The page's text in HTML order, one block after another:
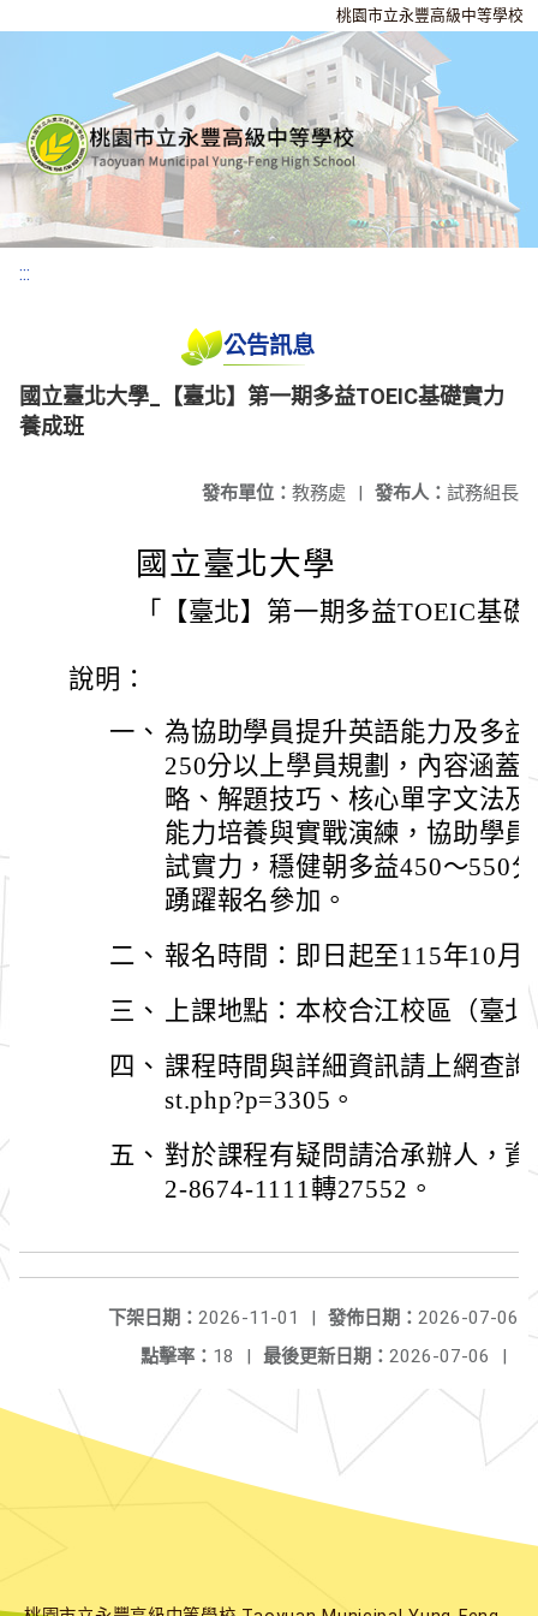
桃園市立永豐高級中等學校
:::
公告訊息
國立臺北大學_【臺北】第一期多益TOEIC基礎實力
養成班
發布人： 試務組長
發布單位： 教務處 |
國立臺北大學
「【臺北】第一期多益TOEIC基
說明：
一、 為協助學員提升英語能力及多
250分以上學員規劃，內容涵蓋
略、解題技巧、核心單字文法
能力培養與實戰演練，協助學
試實力，穩健朝多益450～550
踴躍報名參加。
二、 報名時間：即日起至115年10月
三、
上課地點：本校合江校區（臺
四、 課程時間與詳細資訊請上網查
st.php?p=3305。
五、 對於課程有疑問請洽承辦人，
2-8674-1111轉27552。
發佈日期： 2026-07-06
下架日期： 2026-11-01
|
最後更新日期： 2026-07-06 |
點擊率： 18 |